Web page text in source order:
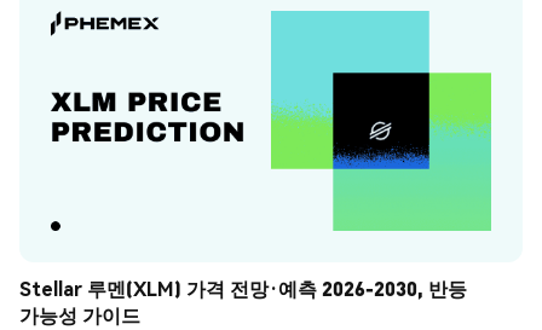
Stellar 루멘(XLM) 가격 전망·예측 2026-2030, 반등
가능성 가이드